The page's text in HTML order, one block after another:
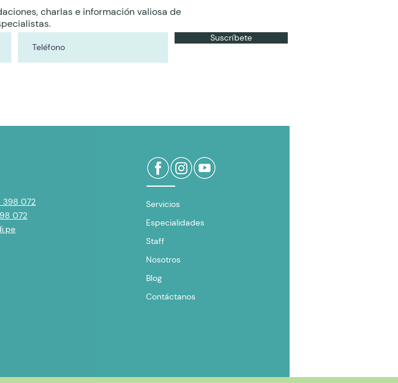
charlas e información valiosa de
Suscríbete
398 072
072
Servicios
Especialidades
Staff
Nosotros
Blog
Contáctanos